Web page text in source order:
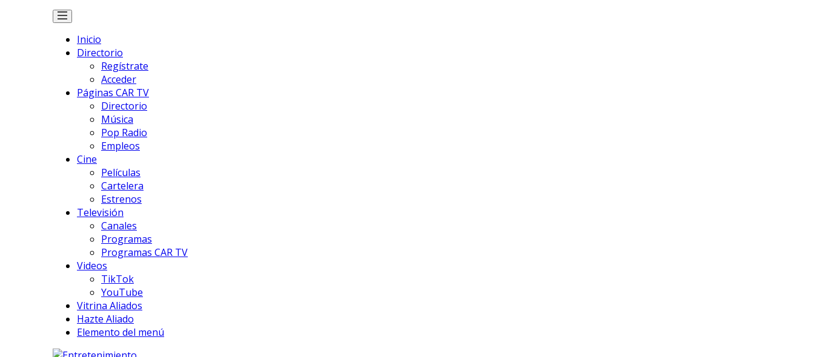
Inicio
Directorio
Regístrate
Acceder
Páginas CAR TV
Directorio
Música
Pop Radio
Empleos
Cine
Películas
Cartelera
Estrenos
Televisión
Canales
Programas
Programas CAR TV
Videos
TikTok
YouTube
Vitrina Aliados
Hazte Aliado
Elemento del menú